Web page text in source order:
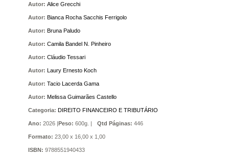
Autor: Alice Grecchi
Autor: Bianca Rocha Sacchis Ferrigolo
Autor: Bruna Paludo
Autor: Camila Bandel N. Pinheiro
Autor: Cláudio Tessari
Autor: Laury Ernesto Koch
Autor: Tacio Lacerda Gama
Autor: Melissa Guimarães Castello
Categoria: DIREITO FINANCEIRO E TRIBUTÁRIO
Ano: 2026 |Peso: 600g. | Qtd Páginas: 446
Formato: 23,00 x 16,00 x 1,00
ISBN: 9788551940433